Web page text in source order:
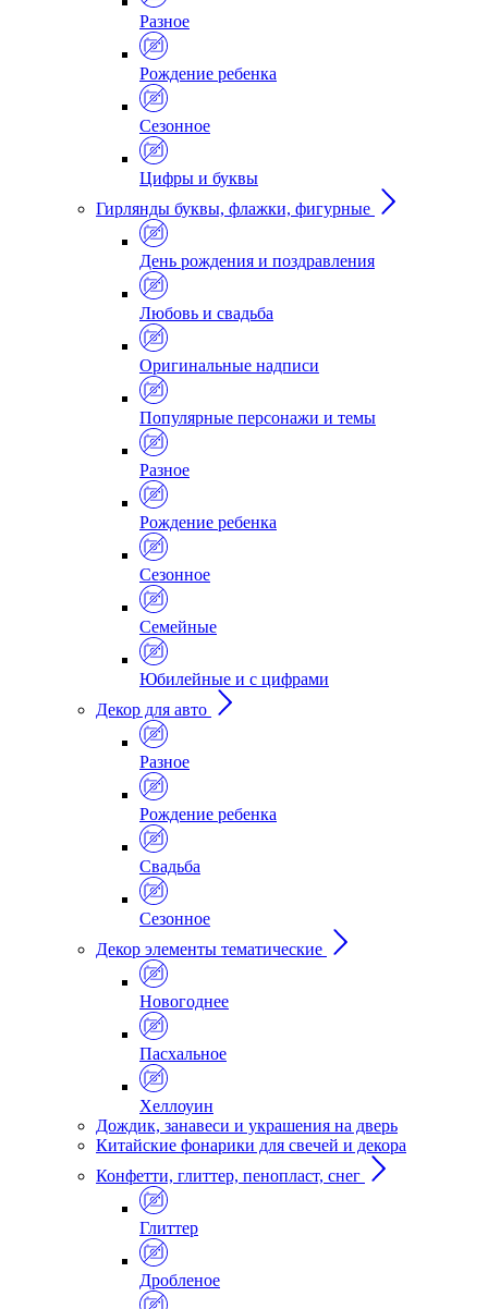
Разное
Рождение ребенка
Сезонное
Цифры и буквы
Гирлянды буквы, флажки, фигурные
День рождения и поздравления
Любовь и свадьба
Оригинальные надписи
Популярные персонажи и темы
Разное
Рождение ребенка
Сезонное
Семейные
Юбилейные и с цифрами
Декор для авто
Разное
Рождение ребенка
Свадьба
Сезонное
Декор элементы тематические
Новогоднее
Пасхальное
Хеллоуин
Дождик, занавеси и украшения на дверь
Китайские фонарики для свечей и декора
Конфетти, глиттер, пенопласт, снег
Глиттер
Дробленое